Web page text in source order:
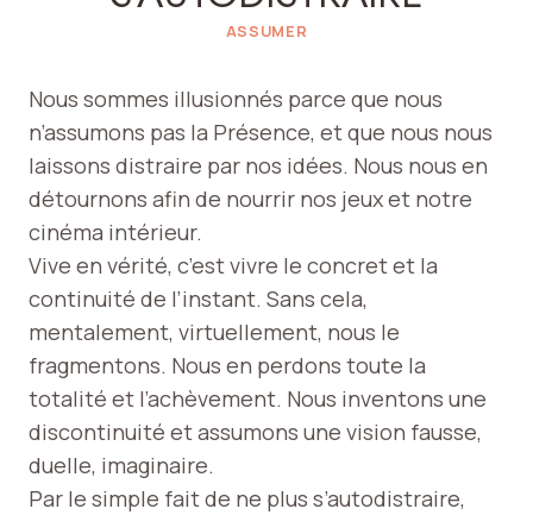
ASSUMER
Nous sommes illusionnés parce que nous
n’assumons pas la Présence, et que nous nous
laissons distraire par nos idées. Nous nous en
détournons afin de nourrir nos jeux et notre
cinéma intérieur.
Vive en vérité, c’est vivre le concret et la
continuité de l’instant. Sans cela,
mentalement, virtuellement, nous le
fragmentons. Nous en perdons toute la
totalité et l’achèvement. Nous inventons une
discontinuité et assumons une vision fausse,
duelle, imaginaire.
Par le simple fait de ne plus s’autodistraire,